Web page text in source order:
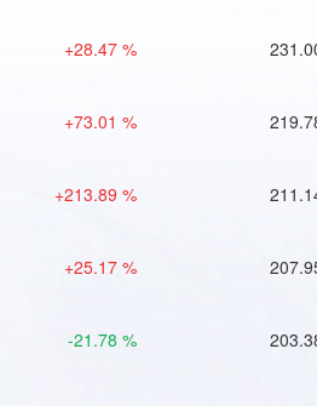
+28.47 %
+73.01 %
+213.89 %
+25.17 %
-21.78 %